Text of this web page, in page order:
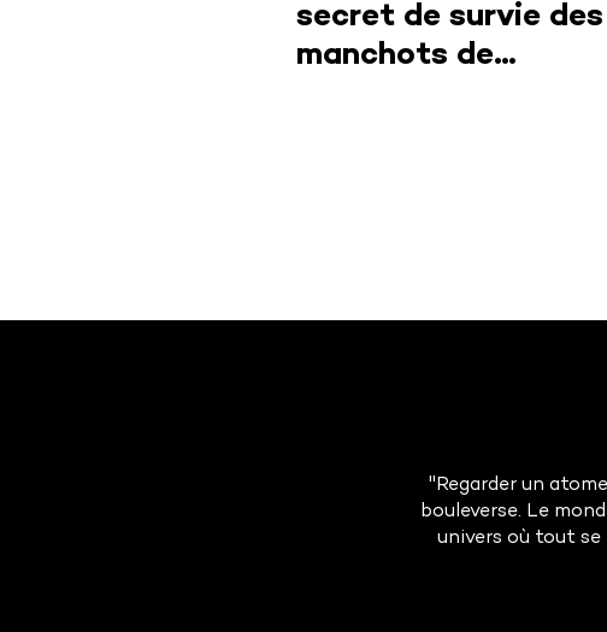
secret de survie des
manchots de
"Regarder un
bouleverse. Le
univers où tout